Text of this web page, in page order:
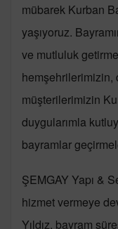
mübarek Kurban
yaşıyoruz.
ve mutluluk
hemşehrilerimizin,
müşterilerimizin
duygularımla
bayramlar
ŞEMGAY Yapı &
hizmet vermeye
Yıldız, bayram